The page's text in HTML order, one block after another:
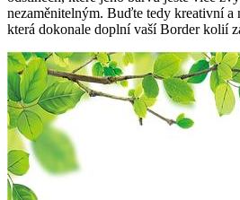
nezaměnitelným. Buďte tedy kreativní a
která dokonale doplní vaší Border kolií